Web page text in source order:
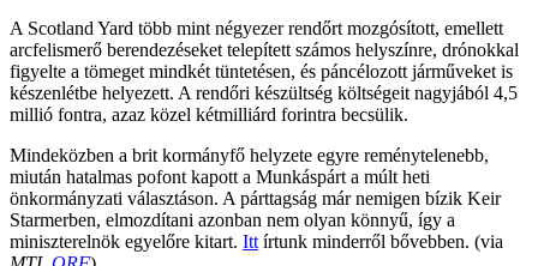
A Scotland Yard több mint négyezer rendőrt mozgósított, emellett
arcfelismerő berendezéseket telepített számos helyszínre, drónokkal
figyelte a tömeget mindkét tüntetésen, és páncélozott járműveket is
készenlétbe helyezett. A rendőri készültség költségeit nagyjából 4,5
millió fontra, azaz közel kétmilliárd forintra becsülik.
Mindeközben a brit kormányfő helyzete egyre reménytelenebb,
miután hatalmas pofont kapott a Munkáspárt a múlt heti
önkormányzati választáson. A párttagság már nemigen bízik Keir
Starmerben, elmozdítani azonban nem olyan könnyű, így a
miniszterelnök egyelőre kitart. Itt írtunk minderről bővebben. (via